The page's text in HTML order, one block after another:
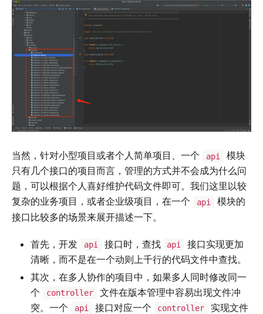
当然，针对小型项目或者个人简单项目、一个 api
模块
只有几个接口的项目而言，管理的方式并不会成为什么问
题，可以根据个人喜好维护代码文件即可。我们这里以较
复杂的业务项目，或者企业级项目，在一个
api
模块的
接口比较多的场景来展开描述一下。
首先，开发 api 接口时，查找 api
接口实现更加
清晰，而不是在一个动则上千行的代码文件中查找。
其次，在多人协作的项目中，如果多人同时修改同一
个
controller
文件在版本管理中容易出现文件冲
突。一个
api 接口对应一个 controller
实现文件